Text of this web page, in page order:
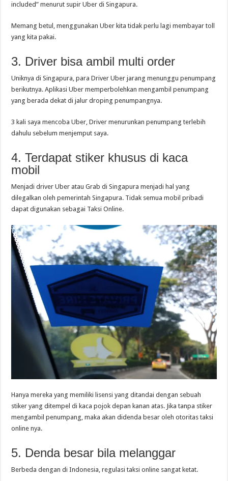
included” menurut supir Uber di Singapura.
Memang betul, menggunakan Uber kita tidak perlu lagi membayar toll
yang kita pakai.
3. Driver bisa ambil multi order
Uniknya di Singapura, para Driver Uber jarang menunggu penumpang
berikutnya. Aplikasi Uber memperbolehkan mengambil penumpang
yang berada dekat di jalur droping penumpangnya.
3 kali saya mencoba Uber, Driver menurunkan penumpang terlebih
dahulu sebelum menjemput saya.
4. Terdapat stiker khusus di kaca
mobil
Menjadi driver Uber atau Grab di Singapura menjadi hal yang
dilegalkan oleh pemerintah Singapura. Tidak semua mobil pribadi
dapat digunakan sebagai Taksi Online.
Hanya mereka yang memiliki lisensi yang ditandai dengan sebuah
stiker yang ditempel di kaca pojok depan kanan atas. Jika tanpa stiker
mengambil penumpang, maka akan didenda besar oleh otoritas taksi
online nya.
5. Denda besar bila melanggar
Berbeda dengan di Indonesia, regulasi taksi online sangat ketat.